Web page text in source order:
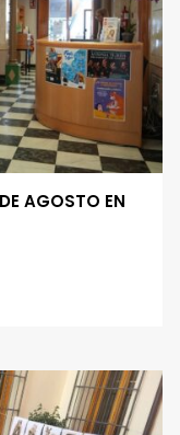
AGOSTO EN